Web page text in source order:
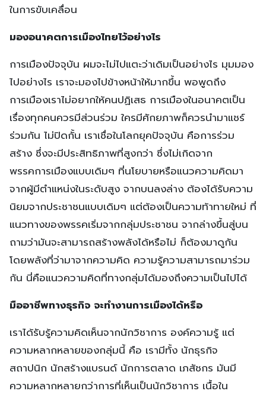
ในการขับเคลื่อน
มองอนาคตการเมืองไทยไว้อย่างไร
การเมืองปัจจุบัน ผมจะไม่ไปแตะว่าเดิมเป็นอย่างไร มุมมอง
ไปอย่างไร เราจะมองไปข้างหน้าให้มากขึ้น พอพูดถึง
การเมืองเราไม่อยากให้คนปฏิเสธ การเมืองในอนาคตเป็น
เรื่องทุกคนควรมีส่วนร่วม ใครมีศักยภาพก็ควรนำมาแชร์
ร่วมกัน ไม่ปิดกั้น เราเชื่อในโลกยุคปัจจุบัน คือการร่วม
สร้าง ซึ่งจะมีประสิทธิภาพที่สูงกว่า ซึ่งไม่เกิดจาก
พรรคการเมืองแบบเดิมๆ ที่นโยบายหรือแนวความคิดมา
จากผู้มีตำแหน่งในระดับสูง จากบนลงล่าง ต้องได้รับความ
นิยมจากประชาชนแบบเดิมๆ แต่ต้องเป็นความท้าทายใหม่ ที่
แนวทางของพรรคเริ่มจากกลุ่มประชาชน จากล่างขึ้นสู่บน
ถามว่ามันจะสามารถสร้างพลังได้หรือไม่ ก็ต้องมาดูกัน
โดยพลังที่ว่ามาจากความคิด ความรู้ความสามารถมาร่วม
กัน นี่คือแนวความคิดที่ทางกลุ่มได้มองถึงความเป็นไปได้
มืออาชีพทางธุรกิจ จะทำงานการเมืองได้หรือ
เราได้รับรู้ความคิดเห็นจากนักวิชาการ องค์ความรู้ แต่
ความหลากหลายของกลุ่มนี้ คือ เรามีทั้ง นักธุรกิจ
สถาปนิก นักสร้างแบรนด์ นักการตลาด เภสัชกร มันมี
ความหลากหลายกว่าการที่เห็นเป็นนักวิชาการ เนื้อใน